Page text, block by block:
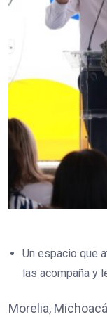
Un espacio que
las acompaña y
Morelia,